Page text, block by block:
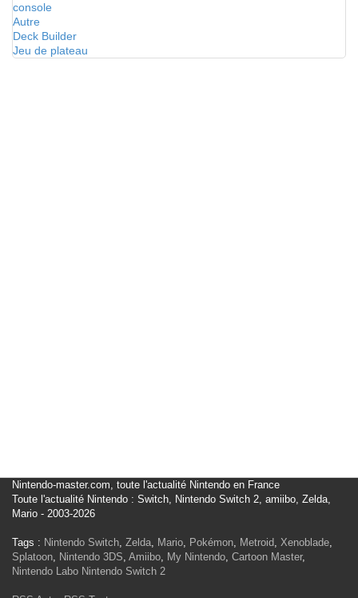
console
Autre
Deck Builder
Jeu de plateau
Nintendo-master.com, toute l'actualité Nintendo en France
Toute l'actualité Nintendo : Switch, Nintendo Switch 2, amiibo, Zelda,
Mario - 2003-2026
Tags : Nintendo Switch, Zelda, Mario, Pokémon, Metroid, Xenoblade,
Splatoon, Nintendo 3DS, Amiibo, My Nintendo, Cartoon Master,
Nintendo Labo Nintendo Switch 2